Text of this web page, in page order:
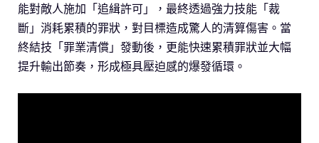
能對敵人施加「追緝許可」，最終透過強力技能「裁
斷」消耗累積的罪狀，對目標造成驚人的清算傷害。當
終結技「罪業清償」發動後，更能快速累積罪狀並大幅
提升輸出節奏，形成極具壓迫感的爆發循環。